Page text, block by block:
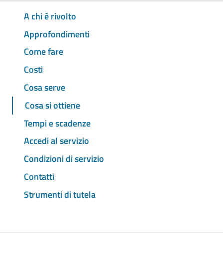
A chi è rivolto
Approfondimenti
Come fare
Costi
Cosa serve
Cosa si ottiene
Tempi e scadenze
Accedi al servizio
Condizioni di servizio
Contatti
Strumenti di tutela